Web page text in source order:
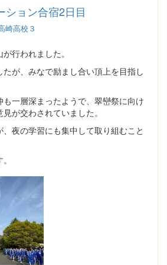
ション合宿2日目
崎高校３
行われました。
が、みなで励まし合い頂上を目指し
一層深まったようで、翠巒祭に向け
が交わされていました。
夜の学習にも集中して取り組むこと